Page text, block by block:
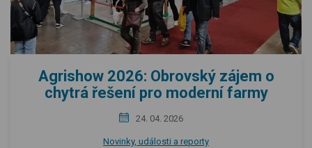
Agrishow 2026: Obrovský zájem o
chytrá řešení pro moderní farmy
24. 04. 2026
Novinky, události a reporty